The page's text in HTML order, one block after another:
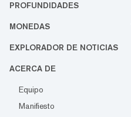
PROFUNDIDADES
MONEDAS
EXPLORADOR DE NOTICIAS
ACERCA DE
Equipo
Manifiesto